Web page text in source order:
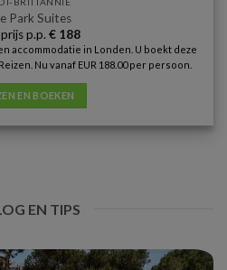
Park Suites
p.p. € 188
accommodatie in Londen. U boekt deze
Nu vanaf EUR 188.00 per persoon.
EN BOEKEN
EN TIPS